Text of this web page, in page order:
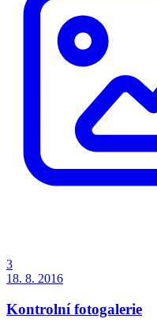
3
18. 8. 2016
Kontrolní fotogalerie